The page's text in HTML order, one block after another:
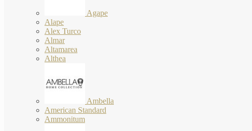
Agape
Alape
Alex Turco
Almar
Altamarea
Althea
Ambella
American Standard
Ammonitum